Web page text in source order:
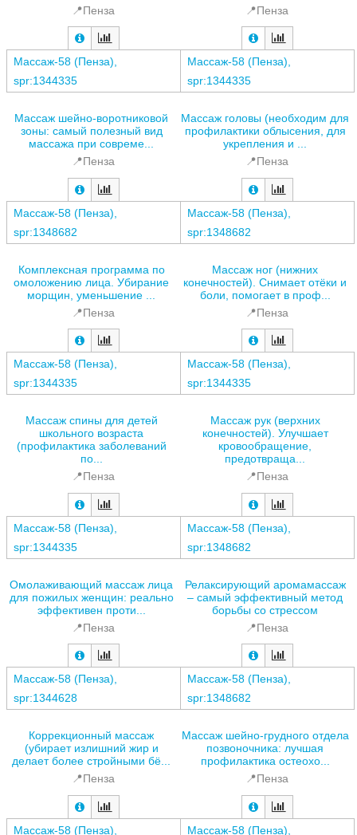
📍Пенза
Массаж-58 (Пенза),
spr:1344335
📍Пенза
Массаж-58 (Пенза),
spr:1344335
Массаж шейно-воротниковой
зоны: самый полезный вид
массажа при совреме...
📍Пенза
Массаж-58 (Пенза),
spr:1348682
Массаж головы (необходим для
профилактики облысения, для
укрепления и ...
📍Пенза
Массаж-58 (Пенза),
spr:1348682
Комплексная программа по
омоложению лица. Убирание
морщин, уменьшение ...
📍Пенза
Массаж-58 (Пенза),
spr:1344335
Массаж ног (нижних
конечностей). Снимает отёки и
боли, помогает в проф...
📍Пенза
Массаж-58 (Пенза),
spr:1344335
Массаж спины для детей
школьного возраста
(профилактика заболеваний
по...
📍Пенза
Массаж-58 (Пенза),
spr:1344335
Массаж рук (верхних
конечностей). Улучшает
кровообращение,
предотвраща...
📍Пенза
Массаж-58 (Пенза),
spr:1348682
Омолаживающий массаж лица
для пожилых женщин: реально
эффективен проти...
📍Пенза
Массаж-58 (Пенза),
spr:1344628
Релаксирующий аромамассаж
– самый эффективный метод
борьбы со стрессом
📍Пенза
Массаж-58 (Пенза),
spr:1348682
Коррекционный массаж
(убирает излишний жир и
делает более стройными бё...
📍Пенза
Массаж-58 (Пенза),
Массаж шейно-грудного отдела
позвоночника: лучшая
профилактика остеохо...
📍Пенза
Массаж-58 (Пенза),